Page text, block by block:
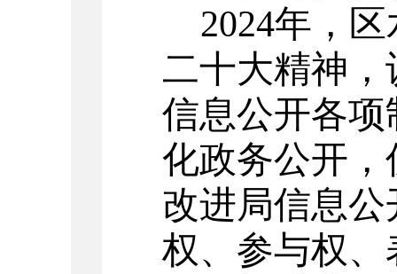
2024年，区
二十大精神
信息公开各
化政务公开
改进局信息
权、参与权